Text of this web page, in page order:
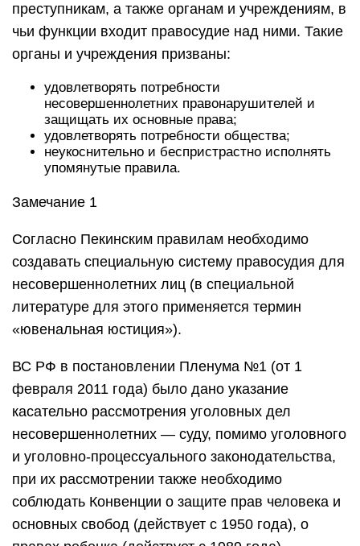
преступникам, а также органам и учреждениям, в
чьи функции входит правосудие над ними. Такие
органы и учреждения призваны:
удовлетворять потребности
несовершеннолетних правонарушителей и
защищать их основные права;
удовлетворять потребности общества;
неукоснительно и беспристрастно исполнять
упомянутые правила.
Замечание 1
Согласно Пекинским правилам необходимо
создавать специальную систему правосудия для
несовершеннолетних лиц (в специальной
литературе для этого применяется термин
«ювенальная юстиция»).
ВС РФ в постановлении Пленума №1 (от 1
февраля 2011 года) было дано указание
касательно рассмотрения уголовных дел
несовершеннолетних — суду, помимо уголовного
и уголовно-процессуального законодательства,
при их рассмотрении также необходимо
соблюдать Конвенции о защите прав человека и
основных свобод (действует с 1950 года), о